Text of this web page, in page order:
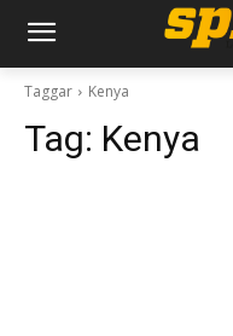
Taggar Kenya
Tag: Kenya